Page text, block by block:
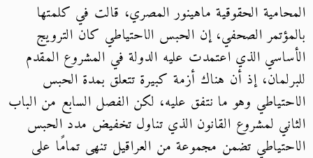
المحامية الحقوقية ماهينور المصري، قالت في كلمتها
بالمؤتمر الصحفي، إن الحبس الاحتياطي كان الترويج
الأساسي الذي اعتمدت عليه الدولة في المشروع المقدم
للبرلمان، إذ أن هناك أزمة كبيرة تتعلق بمدة الحبس
الاحتياطي وهو ما نتفق عليه، لكن الفصل السابع من الباب
الثاني لمشروع القانون الذي تناول تخفيض مدد الحبس
الاحتياطي تضمن مجموعة من العراقيل تنهى تمامًا على